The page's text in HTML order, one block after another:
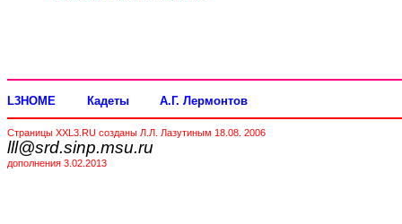
L3HOME Кадеты А.Г. Лермонтов
Страницы XXL3.RU созданы Л.Л. Лазутиным 18.08. 2006
lll@srd.sinp.msu.ru
дополнения 3.02.2013